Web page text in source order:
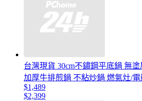
台灣現貨 30cm不鏽鋼平底鍋 無
加厚牛排煎鍋 不粘炒鍋 燃氣灶/
$1,489
$2,399